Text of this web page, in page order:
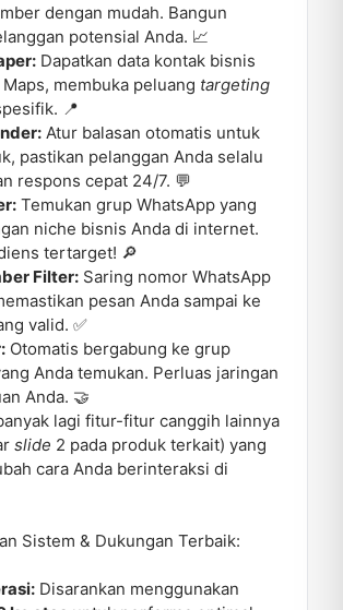
dengan mudah. Bangun
potensial Anda. 📈
Dapatkan data kontak bisnis
membuka peluang targeting
📍
Atur balasan otomatis untuk
pastikan pelanggan Anda selalu
respons cepat 24/7. 💬
Temukan grup WhatsApp yang
niche bisnis Anda di internet.
tertarget! 🔎
Filter: Saring nomor WhatsApp
pesan Anda sampai ke
valid. ✅
Otomatis bergabung ke grup
Anda temukan. Perluas jaringan
Anda. 🤝
lagi fitur-fitur canggih lainnya
slide 2 pada produk terkait) yang
cara Anda berinteraksi di
Sistem & Dukungan Terbaik:
Disarankan menggunakan